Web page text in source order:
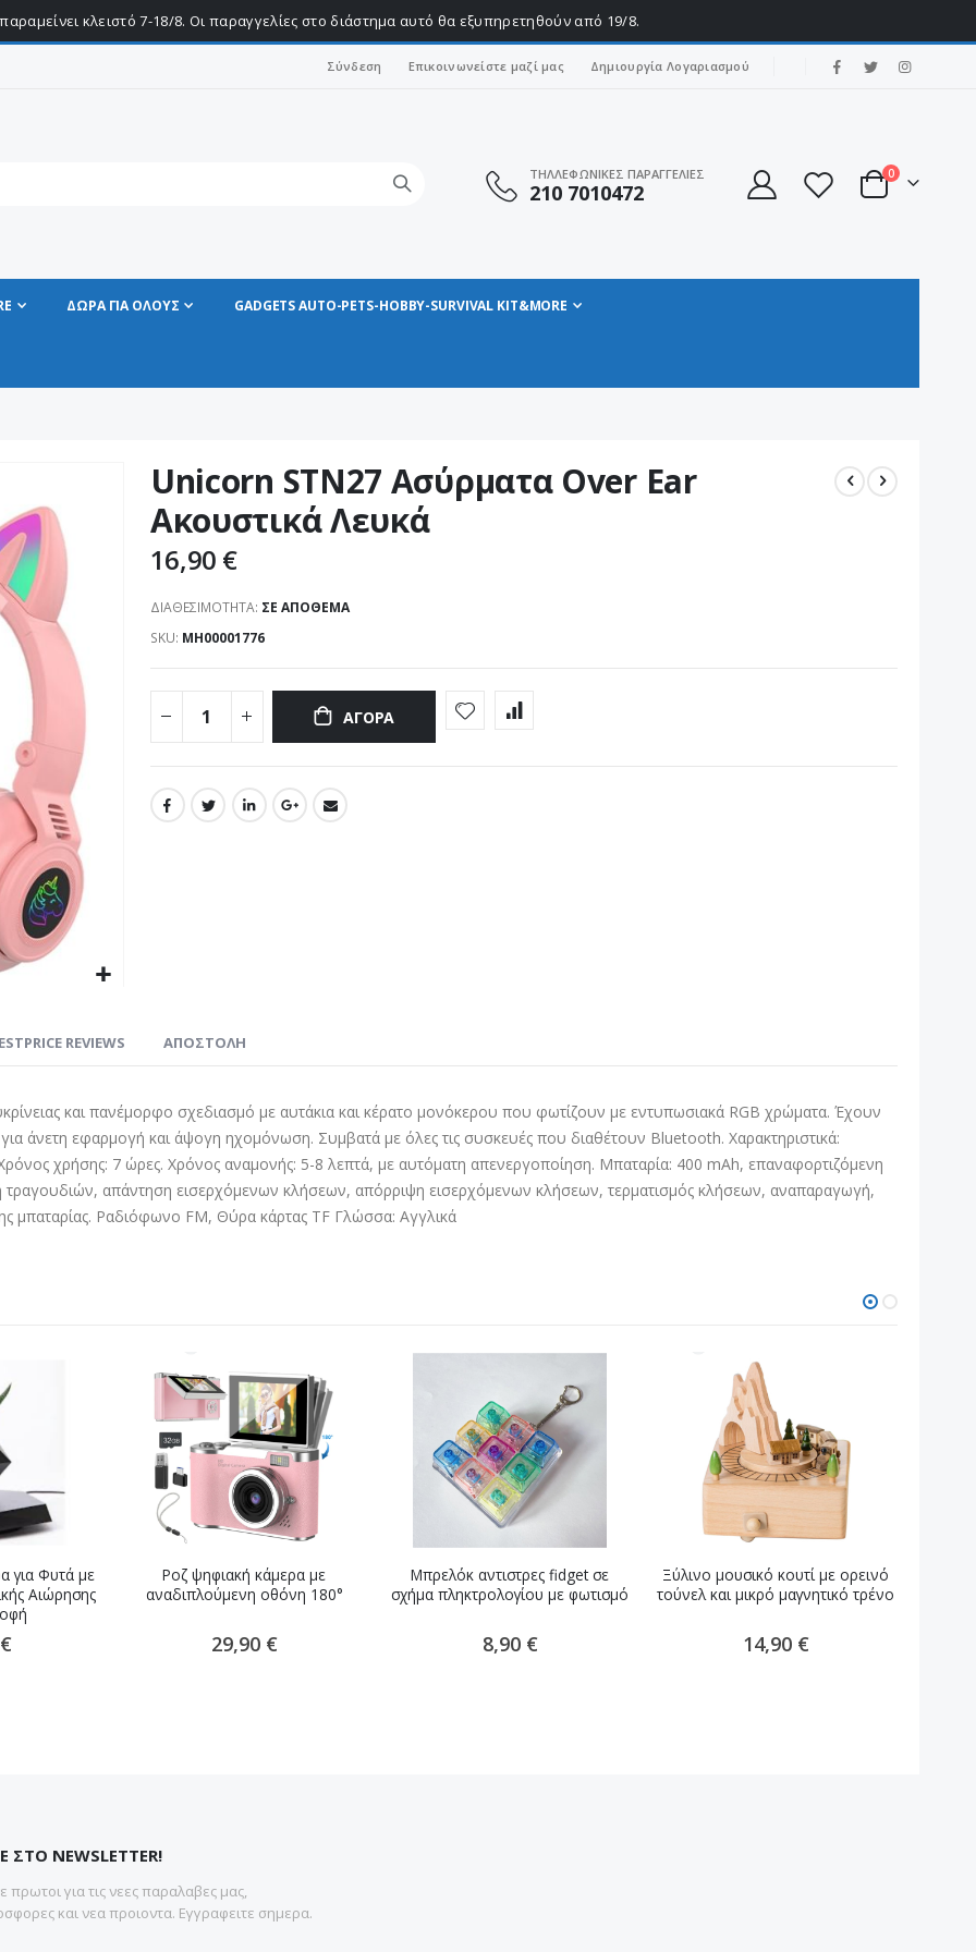
κλειστό 7-18/8. Οι παραγγελίες στο διάστημα αυτό θα εξυπηρετηθούν από 19/8.
Σύνδεση Επικοινωνείστε μαζί μας Δημιουργία Λογαριασμού
ΤΗΛΛΕΦΩΝΙΚΕΣ ΠΑΡΑΓΓΕΛΙΕΣ
210 7010472 Cart
0στοιχεία
ΔΩΡΑ ΓΙΑ ΟΛΟΥΣ GADGETS AUTO-PETS-HOBBY-SURVIVAL KIT&MORE
Unicorn STN27 Ασύρματα Over Ear
Ακουστικά Λευκά
16,90 €
ΔΙΑΘΕΣΙΜΌΤΗΤΑ: ΣΕ ΑΠΌΘΕΜΑ
SKU ΜΗ00001776
ΑΓΟΡΆ
και πανέμορφο σχεδιασμό με αυτάκια και κέρατο μονόκερου που φωτίζουν με εντυπωσιακά RGB χρώματα. Έχουν
για άνετη εφαρμογή και άψογη ηχομόνωση. Συμβατά με όλες τις συσκευές που διαθέτουν Bluetooth. Χαρακτηριστικά:
χρήσης: 7 ώρες. Χρόνος αναμονής: 5-8 λεπτά, με αυτόματη απενεργοποίηση. Μπαταρία: 400 mAh, επαναφορτιζόμενη
τραγουδιών, απάντηση εισερχόμενων κλήσεων, απόρριψη εισερχόμενων κλήσεων, τερματισμός κλήσεων, αναπαραγωγή,
μπαταρίας. Ραδιόφωνο FM, Θύρα κάρτας TF Γλώσσα: Αγγλικά
REVIEWS ΑΠΟΣΤΟΛΗ
για Φυτά με
Αιώρησης
Ροζ ψηφιακή κάμερα με
αναδιπλούμενη οθόνη 180°
29,90 €
Μπρελόκ αντιστρες fidget σε
σχήμα πληκτρολογίου με φωτισμό
8,90 €
Ξύλινο μουσικό κουτί με ορεινό
τούνελ και μικρό μαγνητικό τρένο
14,90 €
ΣΤΟ NEWSLETTER!
πρωτοι για τις νεες παραλαβες μας,
και νεα προιοντα. Εγγραφειτε σημερα.